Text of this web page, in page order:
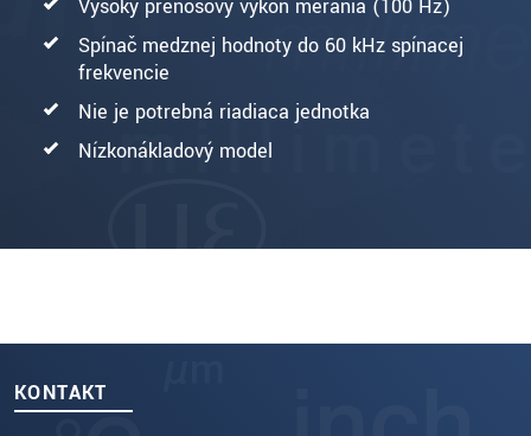
Vysoký prenosový výkon merania (100 Hz)
Spínač medznej hodnoty do 60 kHz spínacej
frekvencie
Nie je potrebná riadiaca jednotka
Nízkonákladový model
KONTAKT